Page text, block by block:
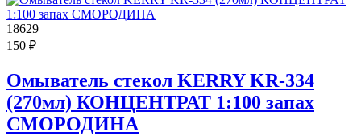
18629
150 ₽
Омыватель стекол KERRY KR-334
(270мл) КОНЦЕНТРАТ 1:100 запах
СМОРОДИНА